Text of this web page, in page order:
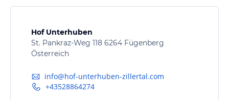
Hof Unterhuben
St. Pankraz-Weg 118 6264 Fügenberg
Österreich
info@hof-unterhuben-zillertal.com
+43528864274